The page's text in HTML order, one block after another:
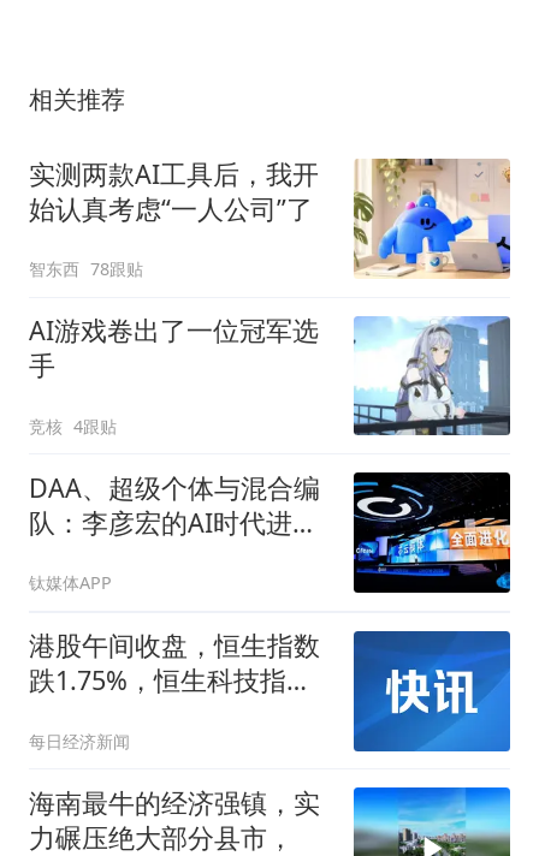
相关推荐
实测两款AI工具后，我开
始认真考虑“一人公司”了
智东西 78跟贴
AI游戏卷出了一位冠军选
手
竞核 4跟贴
DAA、超级个体与混合编
队：李彦宏的AI时代进化
钛媒体APP
港股午间收盘，恒生指数
跌1.75%，恒生科技指数
每日经济新闻
海南最牛的经济强镇，实
力碾压绝大部分县市，